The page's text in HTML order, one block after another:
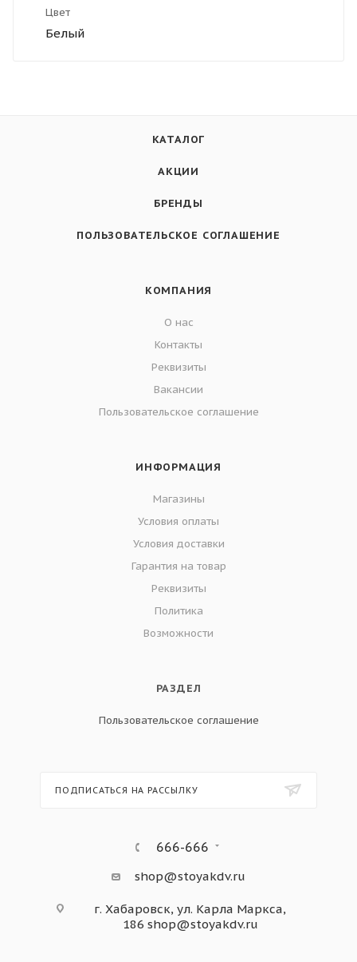
Цвет
Белый
КАТАЛОГ
АКЦИИ
БРЕНДЫ
ПОЛЬЗОВАТЕЛЬСКОЕ СОГЛАШЕНИЕ
КОМПАНИЯ
О нас
Контакты
Реквизиты
Вакансии
Пользовательское соглашение
ИНФОРМАЦИЯ
Магазины
Условия оплаты
Условия доставки
Гарантия на товар
Реквизиты
Политика
Возможности
РАЗДЕЛ
Пользовательское соглашение
ПОДПИСАТЬСЯ НА РАССЫЛКУ
666-666
shop@stoyakdv.ru
г. Хабаровск, ул. Карла Маркса,
186 shop@stoyakdv.ru